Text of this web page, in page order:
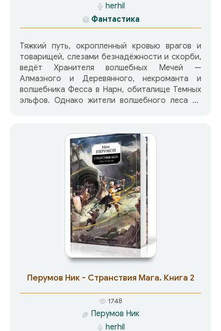
herhil
Фантастика
Тяжкий путь, окропленный кровью врагов и
товарищей, слезами безнадёжности и скорби,
ведёт Хранителя волшебных Мечей —
Алмазного и Деревянного, некроманта и
волшебника Фесса в Нарн, обиталище Темных
эльфов. Однако жители волшебного леса не
которому написано на роду — принести
смерть Эвиалу. Существует единственный
способ проверить достоверность этого
жуткого пророчества, и Фесс соглашается на
него, двигаясь дальше. За ним по пятам
движется погоня Святой Инквизиции, но в душе
жива надежда на чудо.
Перумов Ник - Странствия Мага. Книга 2
1748
Перумов Ник
herhil